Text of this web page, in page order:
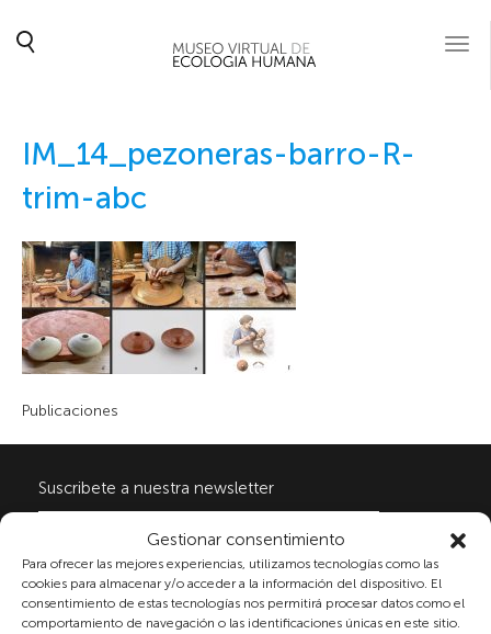
Gestionar consentimiento
Para ofrecer las mejores experiencias, utilizamos tecnologías como las
cookies para almacenar y/o acceder a la información del dispositivo. El
consentimiento de estas tecnologías nos permitirá procesar datos como el
comportamiento de navegación o las identificaciones únicas en este sitio.
IM_14_pezoneras-barro-R-
trim-abc
Publicaciones
Suscribete a nuestra newsletter
Al marcar la casilla y enviar este formulario, usted
consiente expresamente el tratamiento de sus datos
personales conforme a la normativa vigente en